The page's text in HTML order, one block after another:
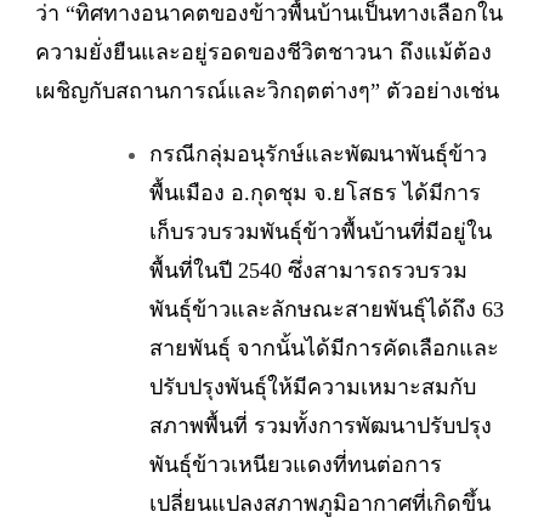
ว่า “ทิศทางอนาคตของข้าวพื้นบ้านเป็นทางเลือกใน
ความยั่งยืนและอยู่รอดของชีวิตชาวนา ถึงแม้ต้อง
เผชิญกับสถานการณ์และวิกฤตต่างๆ” ตัวอย่างเช่น
กรณีกลุ่มอนุรักษ์และพัฒนาพันธุ์ข้าว
พื้นเมือง อ.กุดชุม จ.ยโสธร ได้มีการ
เก็บรวบรวมพันธุ์ข้าวพื้นบ้านที่มีอยู่ใน
พื้นที่ในปี 2540 ซึ่งสามารถรวบรวม
พันธุ์ข้าวและลักษณะสายพันธุ์ได้ถึง 63
สายพันธุ์ จากนั้นได้มีการคัดเลือกและ
ปรับปรุงพันธุ์ให้มีความเหมาะสมกับ
สภาพพื้นที่ รวมทั้งการพัฒนาปรับปรุง
พันธุ์ข้าวเหนียวแดงที่ทนต่อการ
เปลี่ยนแปลงสภาพภูมิอากาศที่เกิดขึ้น